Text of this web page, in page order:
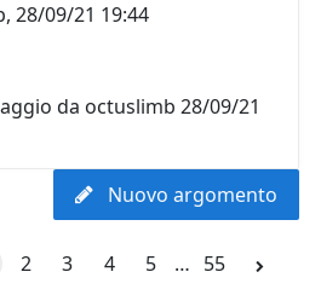
, 28/09/21 19:44
da octuslimb 28/09/21
Nuovo argomento
2 3 4 5 … 55